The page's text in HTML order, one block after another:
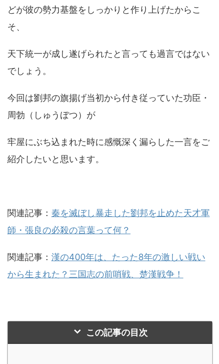
どが彼の勢力基盤をしっかりと作り上げたからこ
そ、
天下統一が成し遂げられたと言っても過言ではない
でしょう。
今回は劉邦の旗揚げ当初から付き従っていた功臣・
周勃（しゅうぼつ）が
牢屋にぶち込まれた時に感慨深く漏らした一言をご
紹介したいと思います。
関連記事： 秦を滅ぼし暴走した劉邦を止めた天才軍
師・張良の必殺の言葉って何？
関連記事： 漢の400年は、たった8年の激しい戦い
から生まれた？三国志の前哨戦、楚漢戦争！
この記事の目次